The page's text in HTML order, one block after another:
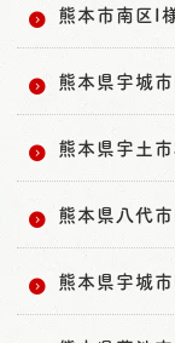
熊本市南区I
熊本県宇城
熊本県宇土
熊本県八代
熊本県宇城